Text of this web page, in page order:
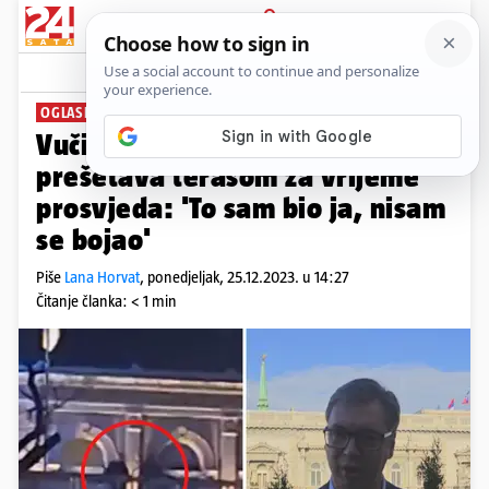
PRIJAVA
News Komentari
OGLASIO SE
Vučića snimili kako se
prešetava terasom za vrijeme
prosvjeda: 'To sam bio ja, nisam
se bojao'
Piše Lana Horvat, ponedjeljak, 25.12.2023. u 14:27
Čitanje članka: < 1 min